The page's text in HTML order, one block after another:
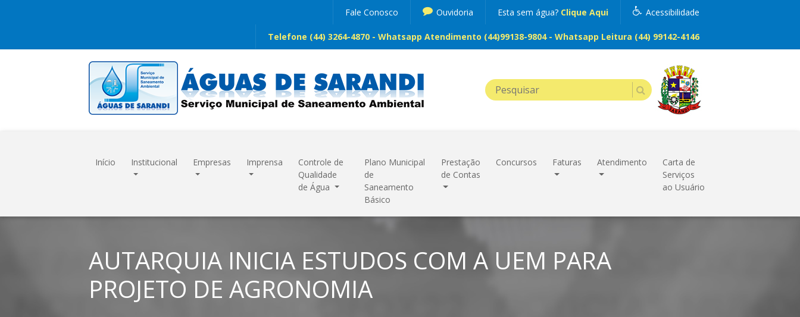
Acessibilidade
Esta sem água? Clique Aqui
Ouvidoria
Fale Conosco
Telefone (44) 3264-4870 - Whatsapp Atendimento (44)99138-9804 - Whatsapp Leitura (44) 99142-4146
Início Institucional Empresas Imprensa
Controle de
Qualidade
de Água
Plano Municipal
de
Saneamento
Básico
Prestação
de Contas
Concursos Faturas Atendimento
Carta de
Serviços
ao Usuário
AUTARQUIA INICIA ESTUDOS COM A UEM PARA
PROJETO DE AGRONOMIA